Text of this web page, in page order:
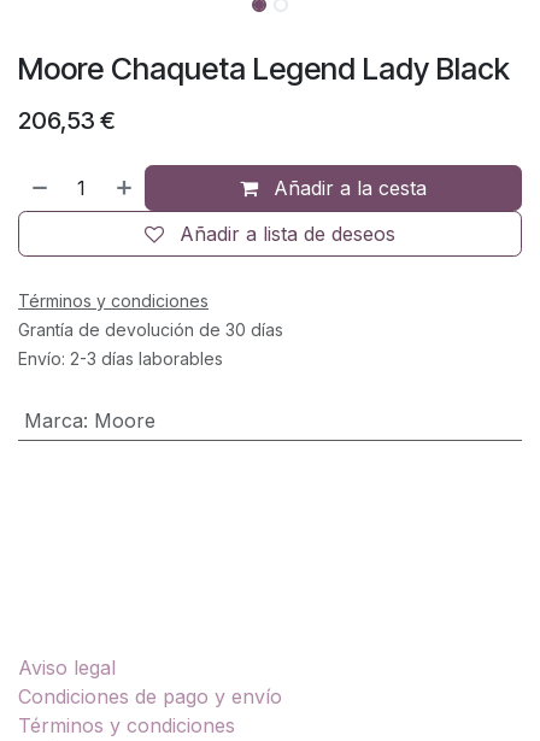
Moore Chaqueta Legend Lady Black
206,53 €
Añadir a la cesta
Añadir a lista de deseos
Términos y condiciones
Grantía de devolución de 30 días
Envío: 2-3 días laborables
Marca: Moore
Aviso legal
Condiciones de pago y envío
Términos y condiciones